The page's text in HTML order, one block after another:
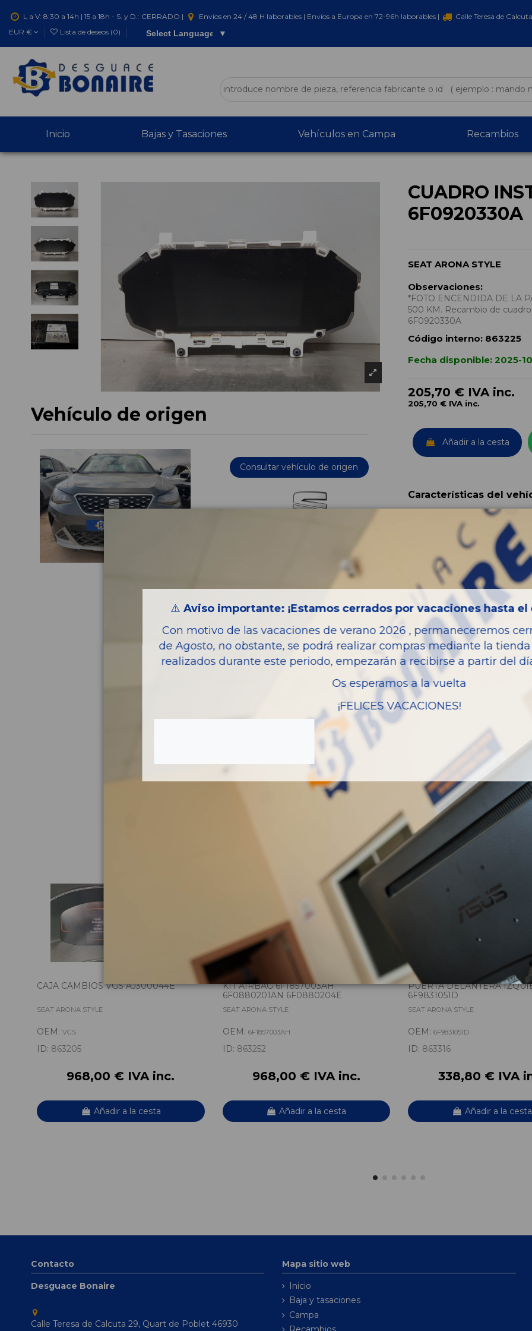
L a V: 8:30 a 14h | 15 a 18h - S. y D.: CERRADO | Envíos en 24 / 48 H laborables | Envíos a Europa en 72-96h laborables |
Calle Teresa de
EUR €
Lista de deseos (0) Select Language ▼
Inicio Bajas y Tasaciones Vehículos en Campa Recambios
Vehículo de origen
Consultar vehículo de origen
CUADRO
6F0920330A
SEAT ARONA STYLE
Observaciones:
*FOTO ENCENDIDA DE LA
500 KM. Recambio de
6F0920330A
Código interno: 863225
Fecha disponible: 2025-
205,70 € IVA inc.
205,70 € IVA inc.
Añadir a la cesta
Características del
Año fabricación
Código motor
Bastidor
Combustible
Versión
Potencia
Modelo
Garantia
Piezas almacenadas del
CAJA CAMBIOS VGS AJ300044E
SEAT ARONA STYLE
OEM: VGS
ID: 863205
968,00 € IVA inc.
Añadir a la cesta
KIT AIRBAG 6F1857003AH
6F0880201AN 6F0880204E
SEAT ARONA STYLE
OEM: 6F1857003AH
ID: 863252
968,00 € IVA inc.
Añadir a la cesta
PUERTA DELANTERA
6F9831051D
SEAT ARONA STYLE
OEM: 6F9831051D
ID: 863316
338,80 € IVA
Añadir a la cesta
Contacto
Desguace Bonaire
Calle Teresa de Calcuta 29, Quart de Poblet 46930
Mapa sitio web
Inicio
Baja y tasaciones
Campa
⚠️ Aviso importante: ¡Estamos cerrados por vacaciones hasta el
Con motivo de las vacaciones de verano 2026 , permaneceremos
de Agosto, no obstante, se podrá realizar compras mediante la
realizados durante este periodo, empezarán a recibirse a partir del
Os esperamos a la vuelta
¡FELICES VACACIONES!